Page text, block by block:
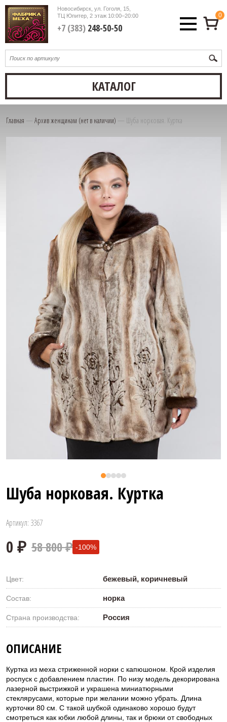
Новосибирск, ул. Гоголя, 15,
ТЦ Юпитер, 2 этаж10:00–20:00
+7 (383)248-50-50
0
КАТАЛОГ
Главная — Архив женщинам (нет в наличии) — Шуба норковая. Куртка
Шуба норковая. Куртка
Артикул: 3367
0 ₽
58 800 ₽ -100%
Цвет: бежевый, коричневый
Состав: норка
Страна производства: Россия
ОПИСАНИЕ
Куртка из меха стриженной норки с капюшоном. Крой изделия
роспуск с добавлением пластин. По низу модель декорирована
лазерной выстрижкой и украшена миниатюрными
стеклярусами, которые при желании можно убрать. Длина
курточки 80 см. С такой шубкой одинаково хорошо будут
смотреться как юбки любой длины, так и брюки от свободных